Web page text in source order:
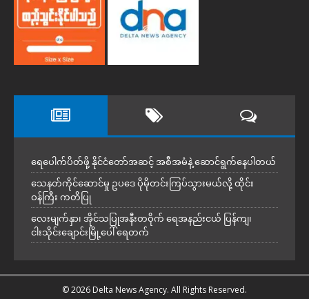
ရေပေါက်ပိတ်ဖို့ နိုင်ငံတော်အဆင့် အစီအမံနဲ့ ဆောင်ရွက်နေပါတယ်
သေနတ်ကိုင်ဆောင်မှု ဥပဒေ ပိုမိုတင်းကြပ်သွားမယ်လို့ ထိုင်း
ဝန်ကြီး ကတိပြု
လေးမျက်နှာ၊ အိုင်သပြုအနီးတဝိုက် ရေအနည်းငယ် ပြန်ကျ၊
ငါးသိုင်းချောင်းမြို့ပေါ် ရေတက်
© 2026 Delta News Agency. All Rights Reserved.